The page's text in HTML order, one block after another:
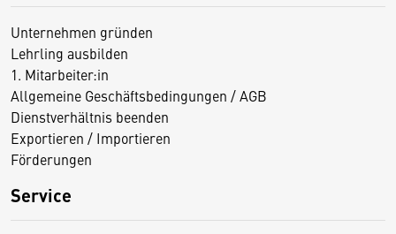
Unternehmen gründen
Lehrling ausbilden
1. Mitarbeiter:in
Allgemeine Geschäftsbedingungen / AGB
Dienstverhältnis beenden
Exportieren / Importieren
Förderungen
Service